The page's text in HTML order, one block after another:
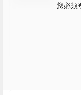
您必须